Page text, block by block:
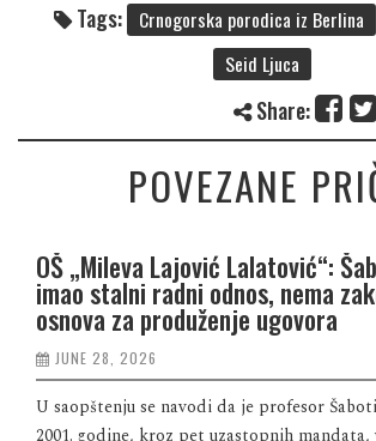
Tags: Crnogorska porodica iz Berlina
Seid Ljuca
Share:
POVEZANE
OŠ „Mileva Lajović Lalatović“:
imao stalni radni odnos, nema
osnova za produženje ugovora
JUNE 28, 2026
U saopštenju se navodi da je profesor
2001. godine, kroz pet uzastopnih mandata,